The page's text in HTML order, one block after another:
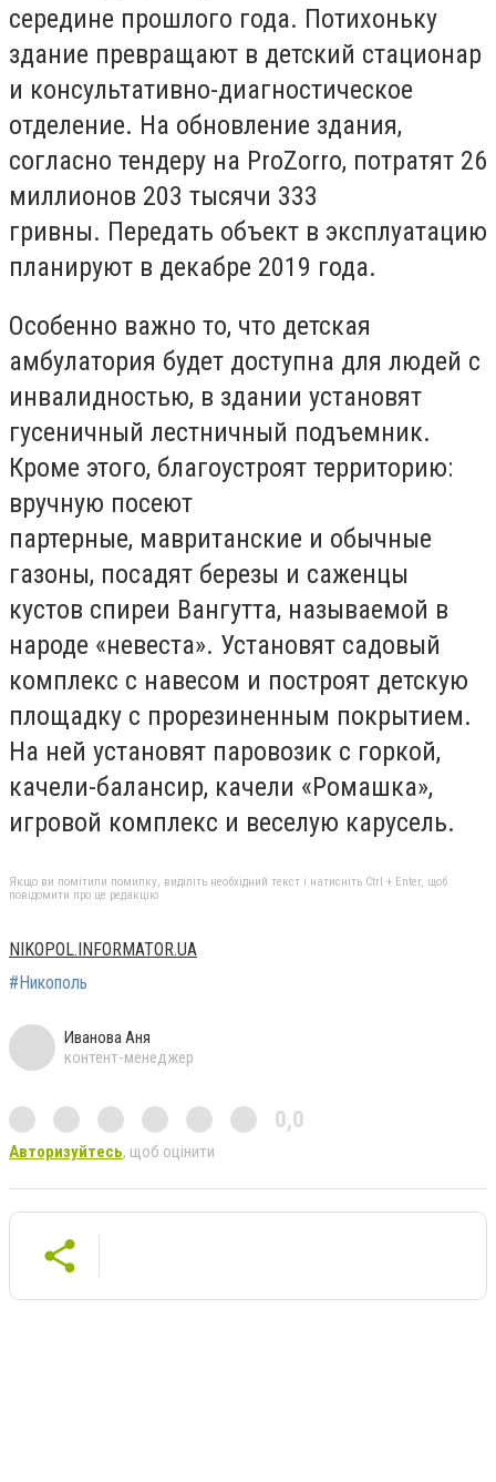
середине прошлого года. Потихоньку
здание превращают в детский стационар
и консультативно-диагностическое
отделение. На обновление здания,
согласно тендеру на ProZorro, потратят 26
миллионов 203 тысячи 333
гривны. Передать объект в эксплуатацию
планируют в декабре 2019 года.
Особенно важно то, что детская
амбулатория будет доступна для людей с
инвалидностью, в здании установят
гусеничный лестничный подъемник.
Кроме этого, благоустроят территорию:
вручную посеют
партерные, мавританские и обычные
газоны, посадят березы и саженцы
кустов спиреи Вангутта, называемой в
народе «невеста». Установят садовый
комплекс с навесом и построят детскую
площадку с прорезиненным покрытием.
На ней установят паровозик с горкой,
качели-балансир, качели «Ромашка»,
игровой комплекс и веселую карусель.
Якщо ви помітили помилку, виділіть необхідний текст і натисніть Ctrl + Enter, щоб
повідомити про це редакцію
NIKOPOL.INFORMATOR.UA
#Никополь
Иванова Аня
контент-менеджер
0,0
Авторизуйтесь, щоб оцінити